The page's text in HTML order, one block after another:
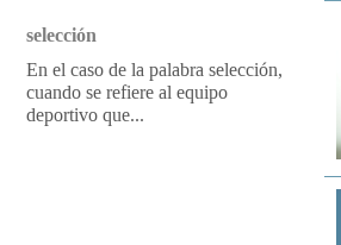
selección
En el caso de la palabra selección,
cuando se refiere al equipo
deportivo que...